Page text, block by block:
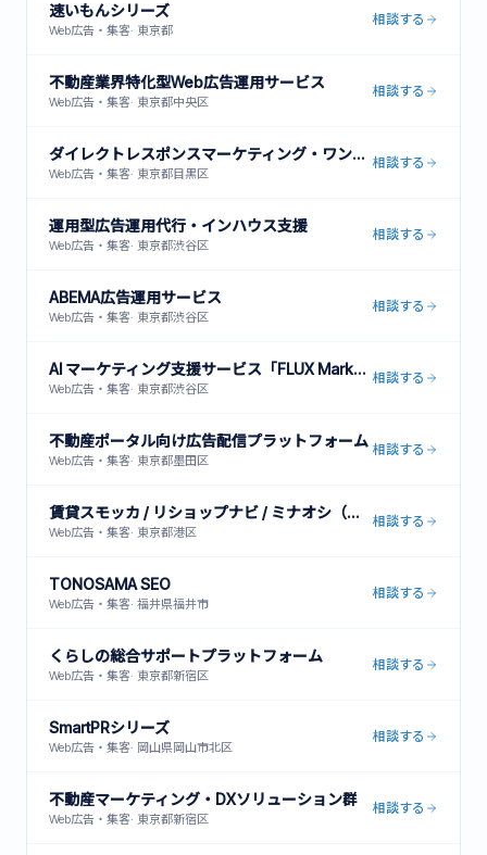
速いもんシリーズ
Web広告・集客· 東京都
相談する
不動産業界特化型Web広告運用サービス
Web広告・集客· 東京都中央区
相談する
ダイレクトレスポンスマーケティング・ワンストップサービス
Web広告・集客· 東京都目黒区
相談する
運用型広告運用代行・インハウス支援
Web広告・集客· 東京都渋谷区
相談する
ABEMA広告運用サービス
Web広告・集客· 東京都渋谷区
相談する
AI マーケティング支援サービス「FLUX Marketing」
Web広告・集客· 東京都渋谷区
相談する
不動産ポータル向け広告配信プラットフォーム
Web広告・集客· 東京都墨田区
相談する
賃貸スモッカ / リショップナビ / ミナオシ（他複数メディア運営）
Web広告・集客· 東京都港区
相談する
TONOSAMA SEO
Web広告・集客· 福井県福井市
相談する
くらしの総合サポートプラットフォーム
Web広告・集客· 東京都新宿区
相談する
SmartPRシリーズ
Web広告・集客· 岡山県岡山市北区
相談する
不動産マーケティング・DXソリューション群
Web広告・集客· 東京都新宿区
相談する